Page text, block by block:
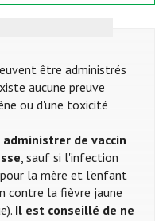
être administrés
aucune preuve
ou d'une toxicité
administrer de vaccin
, sauf si l'infection
la mère et l'enfant
contre la fièvre jaune
Il est conseillé de ne